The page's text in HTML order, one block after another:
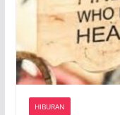
HIBURAN